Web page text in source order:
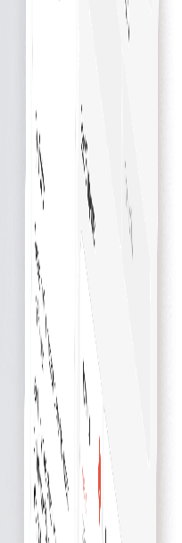
ะบวนการที่มีประสิทธิภาพซึ่
ใช้จ่ายง่ายขึ้น
อาต์ทำให้การซื้อราบรื่น
ะสิทธิภาพการจัดซื้อ